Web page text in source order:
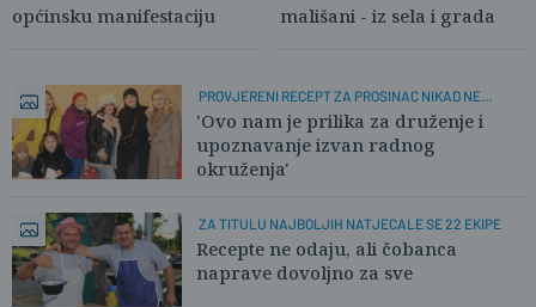
općinsku manifestaciju
mališani - iz sela i grada
PROVJERENI RECEPT ZA PROSINAC NIKAD NE
RAZOČARA
'Ovo nam je prilika za druženje i
upoznavanje izvan radnog
okruženja'
ZA TITULU NAJBOLJIH NATJECALE SE 22 EKIPE
Recepte ne odaju, ali čobanca
naprave dovoljno za sve